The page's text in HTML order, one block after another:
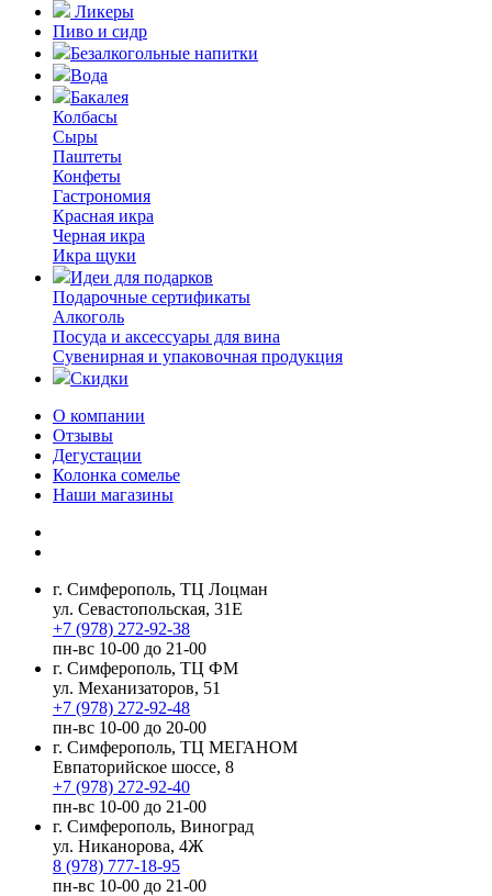
Ликеры
Пиво и сидр
Безалкогольные напитки
Вода
Бакалея
Колбасы
Сыры
Паштеты
Конфеты
Гастрономия
Красная икра
Черная икра
Икра щуки
Идеи для подарков
Подарочные сертификаты
Алкоголь
Посуда и аксессуары для вина
Сувенирная и упаковочная продукция
Скидки
О компании
Отзывы
Дегустации
Колонка сомелье
Наши магазины
г. Симферополь, ТЦ Лоцман
ул. Севастопольская, 31Е
+7 (978) 272-92-38
пн-вс 10-00 до 21-00
г. Симферополь, ТЦ ФМ
ул. Механизаторов, 51
+7 (978) 272-92-48
пн-вс 10-00 до 20-00
г. Симферополь, ТЦ МЕГАНОМ
Евпаторийское шоссе, 8
+7 (978) 272-92-40
пн-вс 10-00 до 21-00
г. Симферополь, Виноград
ул. Никанорова, 4Ж
8 (978) 777-18-95
пн-вс 10-00 до 21-00